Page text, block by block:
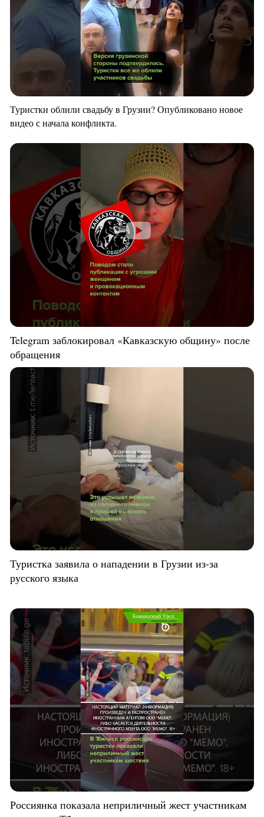
Туристки облили свадьбу в Грузии? Опубликовано новое
видео с начала конфликта.
Telegram заблокировал «Кавказскую общину» после
обращения
Туристка заявила о нападении в Грузии из-за
русского языка
Россиянка показала неприличный жест участникам